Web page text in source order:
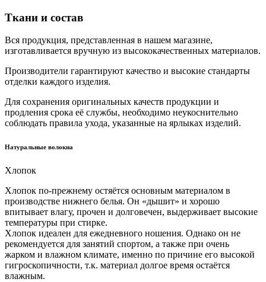
Ткани и состав
Вся продукция, представленная в нашем магазине,
изготавливается вручную из высококачественных материалов.
Производители гарантируют качество и высокие стандарты
отделки каждого изделия.
Для сохранения оригинальных качеств продукции и
продления срока её службы, необходимо неукоснительно
соблюдать правила ухода, указанные на ярлыках изделий.
Натуральные волокна
Хлопок
Хлопок по-прежнему остяётся основным материалом в
производстве нижнего белья. Он «дышит» и хорошо
впитывает влагу, прочен и долговечен, выдерживает высокие
температуры при стирке.
Хлопок идеален для ежедневного ношения. Однако он не
рекомендуется для занятий спортом, а также при очень
жарком и влажном климате, именно по причине его высокой
гигроскопичности, т.к. материал долгое время остаётся
влажным.